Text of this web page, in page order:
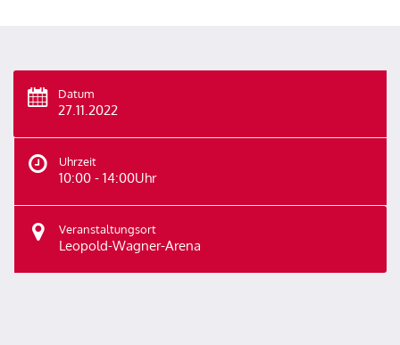
Datum
27.11.2022
Uhrzeit
10:00 - 14:00Uhr
Veranstaltungsort
Leopold-Wagner-Arena